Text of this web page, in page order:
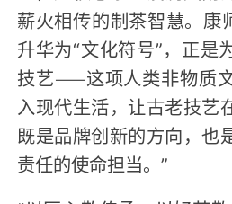
薪火相传的制茶智慧。康
升华为“文化符号”，正是
技艺——这项人类非物质
入现代生活，让古老技艺
既是品牌创新的方向，也
责任的使命担当。”